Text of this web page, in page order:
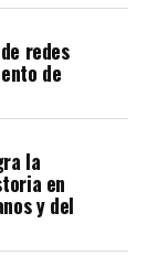
redes
de
la
en
y del